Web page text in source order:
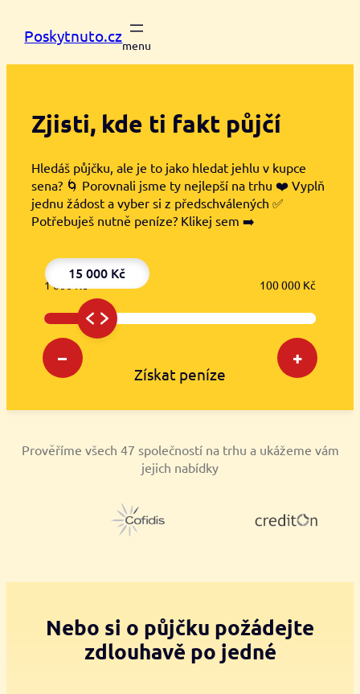
Poskytnuto.cz
Zjisti, kde ti fakt půjčí
Hledáš půjčku, ale je to jako hledat jehlu v kupce
sena? 🌀 Porovnali jsme ty nejlepší na trhu ❤️ Vyplň
jednu žádost a vyber si z předschválených ✅
Potřebuješ nutně peníze? Klikej sem ➡️
15 000 Kč
– +
1 000 Kč 100 000 Kč
Získat peníze
Prověříme všech 47 společností na trhu a ukážeme vám
jejich nabídky
Nebo si o půjčku požádejte
zdlouhavě po jedné